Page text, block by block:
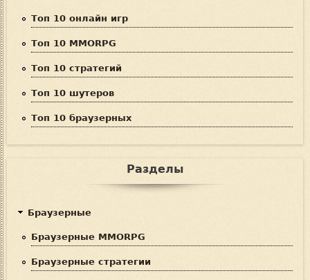
Топ 10 онлайн игр
Топ 10 MMORPG
Топ 10 стратегий
Топ 10 шутеров
Топ 10 браузерных
Разделы
Браузерные
Браузерные MMORPG
Браузерные стратегии